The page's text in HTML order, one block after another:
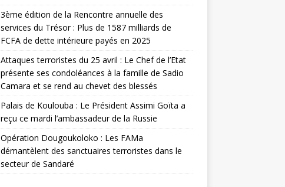
3ème édition de la Rencontre annuelle des
services du Trésor : Plus de 1587 milliards de
FCFA de dette intérieure payés en 2025
Attaques terroristes du 25 avril : Le Chef de l’Etat
présente ses condoléances à la famille de Sadio
Camara et se rend au chevet des blessés
Palais de Koulouba : Le Président Assimi Goïta a
reçu ce mardi l’ambassadeur de la Russie
Opération Dougoukoloko : Les FAMa
démantèlent des sanctuaires terroristes dans le
secteur de Sandaré